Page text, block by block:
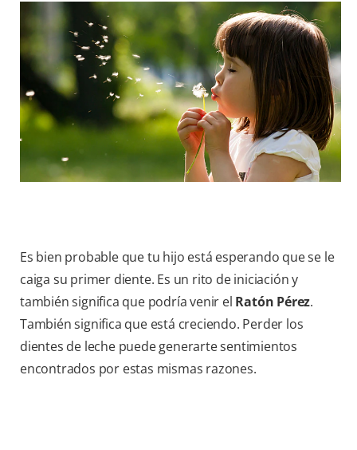
PARA PROFESIONALES
PROMOCIONES
GT (ES)
SUSCRÍBASE
Es bien probable que tu hijo está esperando que se le
caiga su primer diente. Es un rito de iniciación y
también significa que podría venir el Ratón Pérez.
También significa que está creciendo. Perder los
dientes de leche puede generarte sentimientos
encontrados por estas mismas razones.